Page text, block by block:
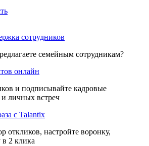
сотрудников
семейным сотрудникам?
онлайн
и подписывайте кадровые
личных встреч
с Talantix
откликов, настройте воронку,
в 2 клика